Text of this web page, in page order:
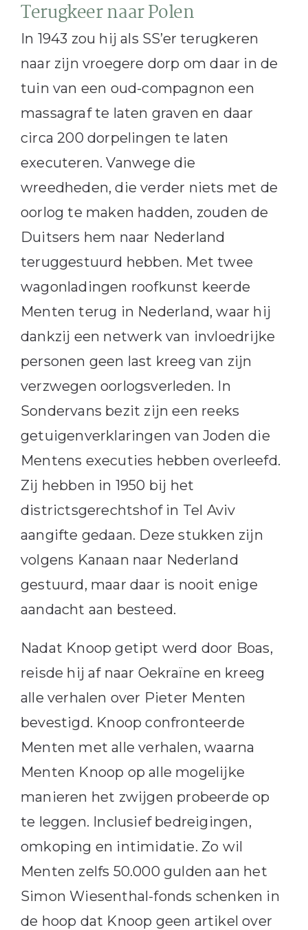
Terugkeer naar Polen
In 1943 zou hij als SS’er terugkeren
naar zijn vroegere dorp om daar in de
tuin van een oud-compagnon een
massagraf te laten graven en daar
circa 200 dorpelingen te laten
executeren. Vanwege die
wreedheden, die verder niets met de
oorlog te maken hadden, zouden de
Duitsers hem naar Nederland
teruggestuurd hebben. Met twee
wagonladingen roofkunst keerde
Menten terug in Nederland, waar hij
dankzij een netwerk van invloedrijke
personen geen last kreeg van zijn
verzwegen oorlogsverleden. In
Sondervans bezit zijn een reeks
getuigenverklaringen van Joden die
Mentens executies hebben overleefd.
Zij hebben in 1950 bij het
districtsgerechtshof in Tel Aviv
aangifte gedaan. Deze stukken zijn
volgens Kanaan naar Nederland
gestuurd, maar daar is nooit enige
aandacht aan besteed.
Nadat Knoop getipt werd door Boas,
reisde hij af naar Oekraïne en kreeg
alle verhalen over Pieter Menten
bevestigd. Knoop confronteerde
Menten met alle verhalen, waarna
Menten Knoop op alle mogelijke
manieren het zwijgen probeerde op
te leggen. Inclusief bedreigingen,
omkoping en intimidatie. Zo wil
Menten zelfs 50.000 gulden aan het
Simon Wiesenthal-fonds schenken in
de hoop dat Knoop geen artikel over